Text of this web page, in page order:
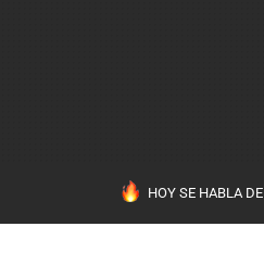
HOY SE HABLA DE